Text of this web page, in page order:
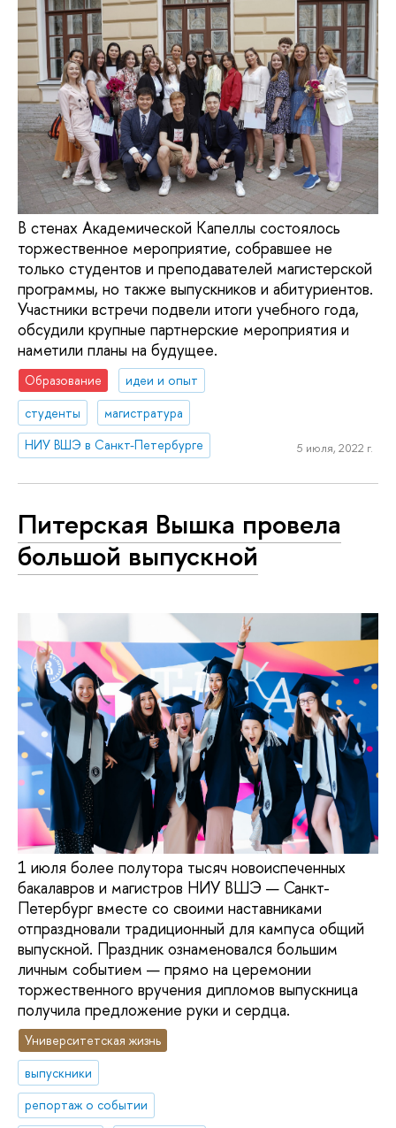
В стенах Академической Капеллы состоялось
торжественное мероприятие, собравшее не
только студентов и преподавателей магистерской
программы, но также выпускников и абитуриентов.
Участники встречи подвели итоги учебного года,
обсудили крупные партнерские мероприятия и
наметили планы на будущее.
Образование
идеи и опыт
студенты
магистратура
НИУ ВШЭ в Санкт-Петербурге
5 июля, 2022 г.
Питерская Вышка провела
большой выпускной
1 июля более полутора тысяч новоиспеченных
бакалавров и магистров НИУ ВШЭ — Санкт-
Петербург вместе со своими наставниками
отпраздновали традиционный для кампуса общий
выпускной. Праздник ознаменовался большим
личным событием — прямо на церемонии
торжественного вручения дипломов выпускница
получила предложение руки и сердца.
Университетская жизнь
выпускники
репортаж о событии